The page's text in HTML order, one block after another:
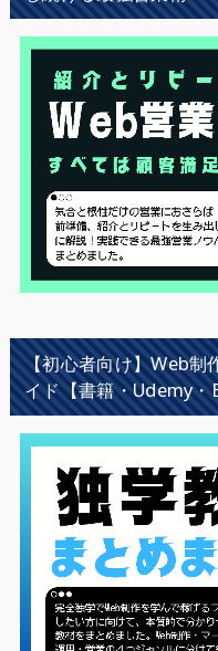
【初心者向け】Web制
イド【書籍・Udemy